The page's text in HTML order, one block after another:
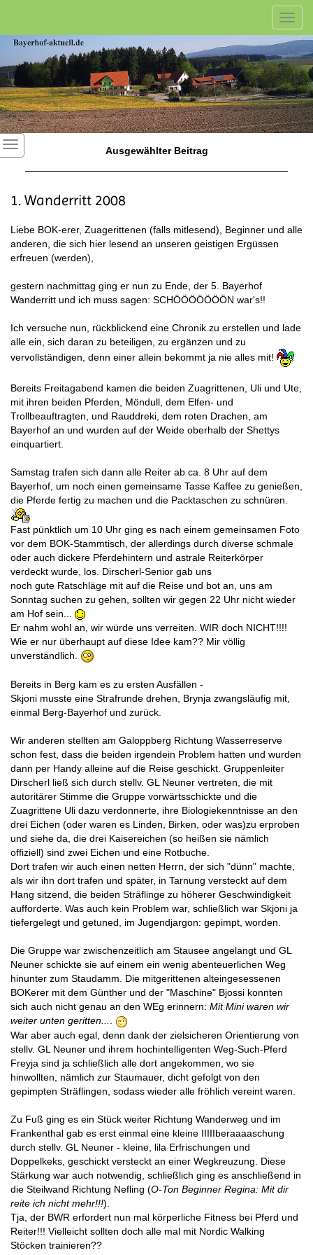
Ausgewählter Beitrag
1. Wanderritt 2008
Liebe BOK-erer, Zuagerittenen (falls mitlesend), Beginner und alle
anderen, die sich hier lesend an unseren geistigen Ergüssen
erfreuen (werden),
gestern nachmittag ging er nun zu Ende, der 5. Bayerhof
Wanderritt und ich muss sagen: SCHÖÖÖÖÖÖÖN war's!!
Ich versuche nun, rückblickend eine Chronik zu erstellen und lade
alle ein, sich daran zu beteiligen, zu ergänzen und zu
vervollständigen, denn einer allein bekommt ja nie alles mit!
Bereits Freitagabend kamen die beiden Zuagrittenen, Uli und Ute,
mit ihren beiden Pferden, Möndull, dem Elfen- und
Trollbeauftragten, und Rauddreki, dem roten Drachen, am
Bayerhof an und wurden auf der Weide oberhalb der Shettys
einquartiert.
Samstag trafen sich dann alle Reiter ab ca. 8 Uhr auf dem
Bayerhof, um noch einen gemeinsame Tasse Kaffee zu genießen,
die Pferde fertig zu machen und die Packtaschen zu schnüren.
Fast pünktlich um 10 Uhr ging es nach einem gemeinsamen Foto
vor dem BOK-Stammtisch, der allerdings durch diverse schmale
oder auch dickere Pferdehintern und astrale Reiterkörper
verdeckt wurde, los. Dirscherl-Senior gab uns
noch gute Ratschläge mit auf die Reise und bot an, uns am
Sonntag suchen zu gehen, sollten wir gegen 22 Uhr nicht wieder
am Hof sein...
Er nahm wohl an, wir würde uns verreiten. WIR doch NICHT!!!!
Wie er nur überhaupt auf diese Idee kam?? Mir völlig
unverständlich.
Bereits in Berg kam es zu ersten Ausfällen -
Skjoni musste eine Strafrunde drehen, Brynja zwangsläufig mit,
einmal Berg-Bayerhof und zurück.
Wir anderen stellten am Galoppberg Richtung Wasserreserve
schon fest, dass die beiden irgendein Problem hatten und wurden
dann per Handy alleine auf die Reise geschickt. Gruppenleiter
Dirscherl ließ sich durch stellv. GL Neuner vertreten, die mit
autoritärer Stimme die Gruppe vorwärtsschickte und die
Zuagrittene Uli dazu verdonnerte, ihre Biologiekenntnisse an den
drei Eichen (oder waren es Linden, Birken, oder was)zu erproben
und siehe da, die drei Kaisereichen (so heißen sie nämlich
offiziell) sind zwei Eichen und eine Rotbuche.
Dort trafen wir auch einen netten Herrn, der sich "dünn" machte,
als wir ihn dort trafen und später, in Tarnung versteckt auf dem
Hang sitzend, die beiden Sträflinge zu höherer Geschwindigkeit
aufforderte. Was auch kein Problem war, schließlich war Skjoni ja
tiefergelegt und getuned, im Jugendjargon: gepimpt, worden.
Die Gruppe war zwischenzeitlich am Stausee angelangt und GL
Neuner schickte sie auf einem ein wenig abenteuerlichen Weg
hinunter zum Staudamm. Die mitgerittenen alteingesessenen
BOKerer mit dem Günther und der "Maschine" Bjossi konnten
sich auch nicht genau an den WEg erinnern: Mit Mini waren wir
weiter unten geritten....
War aber auch egal, denn dank der zielsicheren Orientierung von
stellv. GL Neuner und ihrem hochintelligenten Weg-Such-Pferd
Freyja sind ja schließlich alle dort angekommen, wo sie
hinwollten, nämlich zur Staumauer, dicht gefolgt von den
gepimpten Sträflingen, sodass wieder alle fröhlich vereint waren.
Zu Fuß ging es ein Stück weiter Richtung Wanderweg und im
Frankenthal gab es erst einmal eine kleine IIIIIberaaaaschung
durch stellv. GL Neuner - kleine, lila Erfrischungen und
Doppelkeks, geschickt versteckt an einer Wegkreuzung. Diese
Stärkung war auch notwendig, schließlich ging es anschließend in
die Steilwand Richtung Nefling (O-Ton Beginner Regina: Mit dir
reite ich nicht mehr!!!).
Tja, der BWR erfordert nun mal körperliche Fitness bei Pferd und
Reiter!!! Vielleicht sollten doch alle mal mit Nordic Walking
Stöcken trainieren??